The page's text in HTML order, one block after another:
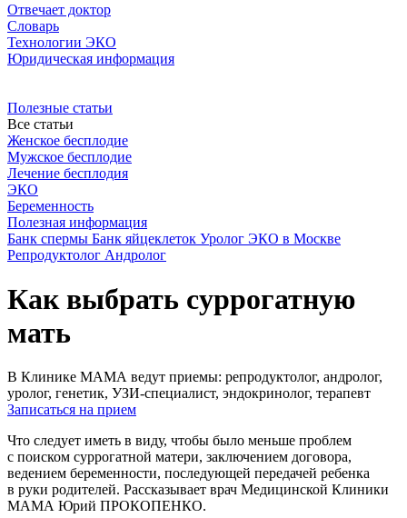
Отвечает доктор
Словарь
Технологии ЭКО
Юридическая информация
Полезные статьи
Все статьи
Женское бесплодие
Мужское бесплодие
Лечение бесплодия
ЭКО
Беременность
Полезная информация
Банк спермы Банк яйцеклеток Уролог ЭКО в Москве
Репродуктолог Андролог
Как выбрать суррогатную
мать
В Клинике МАМА ведут приемы: репродуктолог, андролог,
уролог, генетик, УЗИ-специалист, эндокринолог, терапевт
Записаться на прием
Что следует иметь в виду, чтобы было меньше проблем
с поиском суррогатной матери, заключением договора,
ведением беременности, последующей передачей ребенка
в руки родителей. Рассказывает врач Медицинской Клиники
МАМА Юрий ПРОКОПЕНКО.